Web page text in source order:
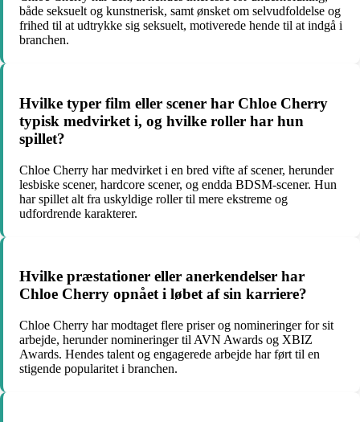
både seksuelt og kunstnerisk, samt ønsket om selvudfoldelse og
frihed til at udtrykke sig seksuelt, motiverede hende til at indgå i
branchen.
Hvilke typer film eller scener har Chloe Cherry
typisk medvirket i, og hvilke roller har hun
spillet?
Chloe Cherry har medvirket i en bred vifte af scener, herunder
lesbiske scener, hardcore scener, og endda BDSM-scener. Hun
har spillet alt fra uskyldige roller til mere ekstreme og
udfordrende karakterer.
Hvilke præstationer eller anerkendelser har
Chloe Cherry opnået i løbet af sin karriere?
Chloe Cherry har modtaget flere priser og nomineringer for sit
arbejde, herunder nomineringer til AVN Awards og XBIZ
Awards. Hendes talent og engagerede arbejde har ført til en
stigende popularitet i branchen.